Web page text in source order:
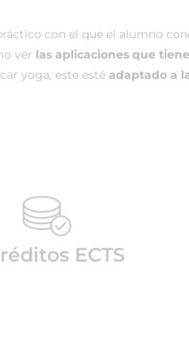
con el que el alumno
ver las aplicaciones que
yoga, este esté adaptado a
ECTS